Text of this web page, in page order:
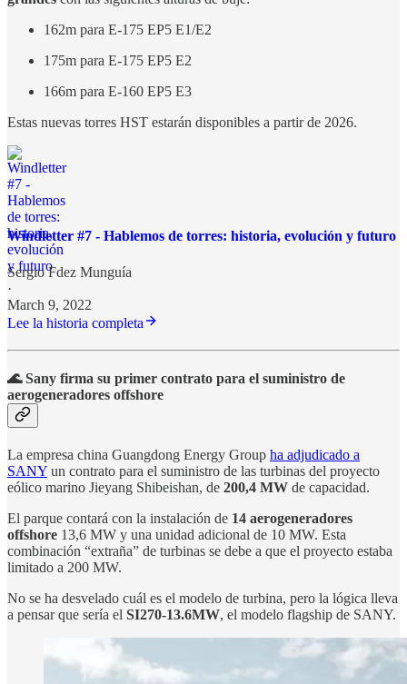
162m para E-175 EP5 E1/E2
175m para E-175 EP5 E2
166m para E-160 EP5 E3
Estas nuevas torres HST estarán disponibles a partir de 2026.
Windletter #7 - Hablemos de torres: historia, evolución y futuro
Sergio Fdez Munguía
·
March 9, 2022
Lee la historia completa
🌊 Sany firma su primer contrato para el suministro de
aerogeneradores offshore
La empresa china Guangdong Energy Group ha adjudicado a
SANY un contrato para el suministro de las turbinas del proyecto
eólico marino Jieyang Shibeishan, de 200,4 MW de capacidad.
El parque contará con la instalación de 14 aerogeneradores
offshore 13,6 MW y una unidad adicional de 10 MW. Esta
combinación “extraña” de turbinas se debe a que el proyecto estaba
limitado a 200 MW.
No se ha desvelado cuál es el modelo de turbina, pero la lógica lleva
a pensar que sería el SI270-13.6MW, el modelo flagship de SANY.